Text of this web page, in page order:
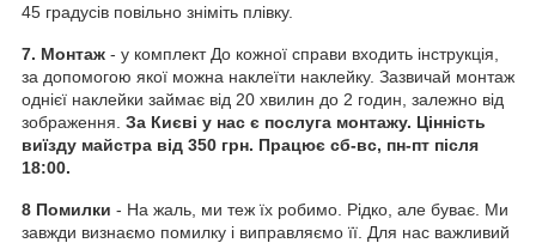
45 градусів повільно зніміть плівку.
7. Монтаж - у комплект До кожної справи входить інструкція,
за допомогою якої можна наклеїти наклейку. Зазвичай монтаж
однієї наклейки займає від 20 хвилин до 2 годин, залежно від
зображення. За Києві у нас є послуга монтажу. Цінність
виїзду майстра від 350 грн. Працює сб-вс, пн-пт після
18:00.
8 Помилки - На жаль, ми теж їх робимо. Рідко, але буває. Ми
завжди визнаємо помилку і виправляємо її. Для нас важливий